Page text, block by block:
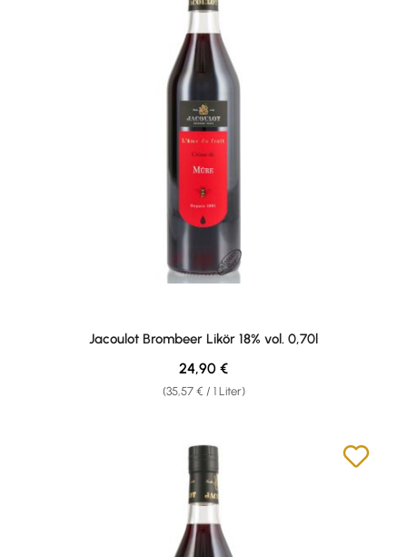
Jacoulot Brombeer Likör 18% vol. 0,70l
(35,57 € / 1 Liter)
Regulärer Preis:
24,90 €